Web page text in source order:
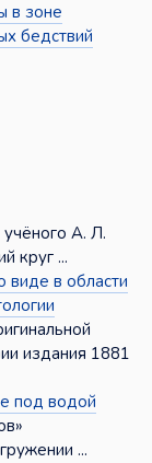
в зоне
бедствий
А. Л.
круг ...
виде в области
издания 1881
под водой
...